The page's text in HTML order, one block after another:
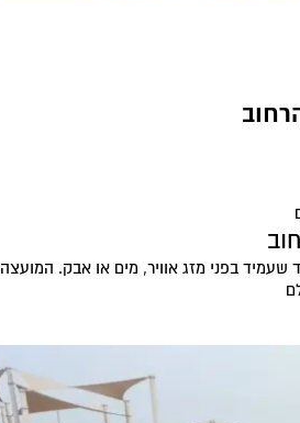
שעמיד בפני מזג אוויר, מים או אבק. המועצה